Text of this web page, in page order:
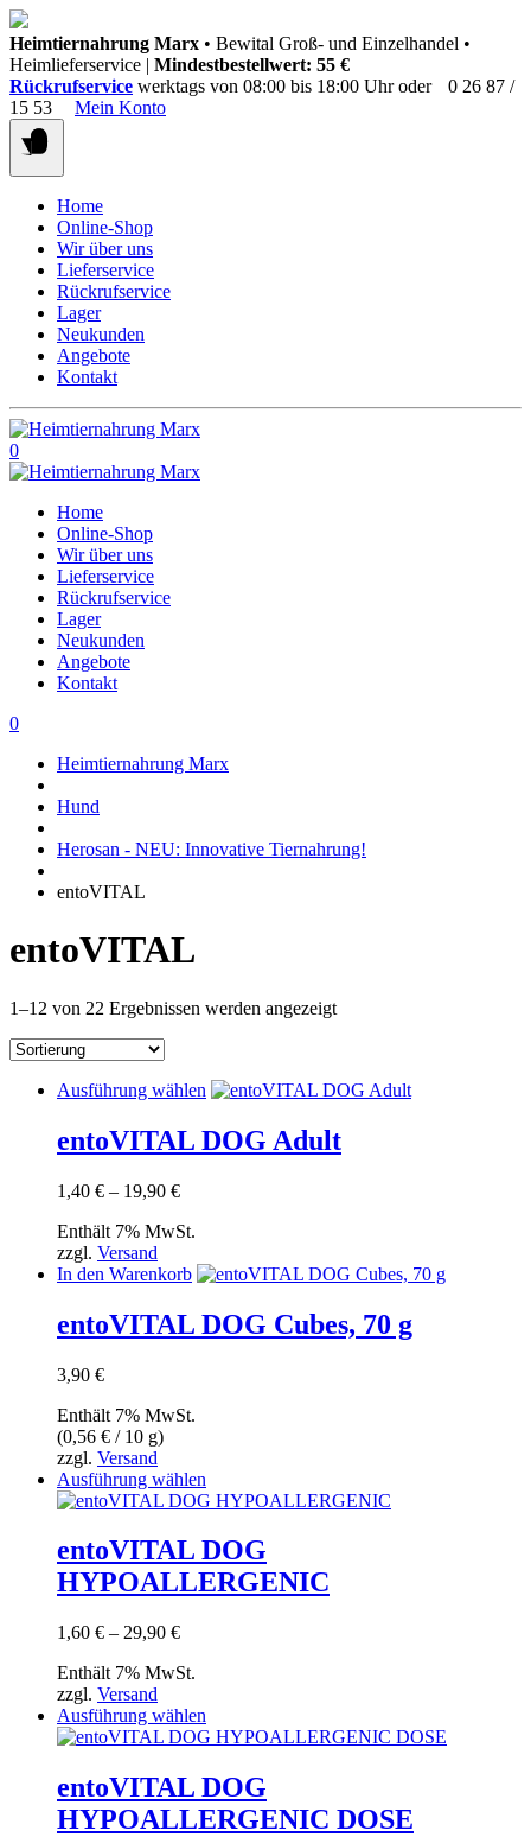
Springen
Sie
zum
Inhalt
Heimtiernahrung Marx • Bewital Groß- und Einzelhandel •
Heimlieferservice | Mindestbestellwert: 55 €
Rückrufservice werktags von 08:00 bis 18:00 Uhr oder
0 26 87 /
15 53
Mein Konto
Home
Online-Shop
Wir über uns
Lieferservice
Rückrufservice
Lager
Neukunden
Angebote
Kontakt
0
Home
Online-Shop
Wir über uns
Lieferservice
Rückrufservice
Lager
Neukunden
Angebote
Kontakt
0
Heimtiernahrung Marx
Hund
Herosan - NEU: Innovative Tiernahrung!
entoVITAL
entoVITAL
1–12 von 22 Ergebnissen werden angezeigt
Ausführung wählen Dieses
weist
mehrere
können
auf
Produktseite
gewählt
entoVITAL DOG Adult
1,40 € – 19,90 €Preisspanne:
bis
Enthält 7% MwSt.
zzgl. Versand
In den Warenkorb
entoVITAL DOG Cubes, 70 g
3,90 €
Enthält 7% MwSt.
(0,56 € / 10 g)
zzgl. Versand
Ausführung wählen
Produkt
mehrere
Varianten
auf.
gewählt
entoVITAL DOG
HYPOALLERGENIC
1,60 € – 29,90 €Preisspanne:
bis
Enthält 7% MwSt.
zzgl. Versand
Ausführung wählen
Produkt
mehrere
Varianten
auf.
entoVITAL DOG
HYPOALLERGENIC DOSE